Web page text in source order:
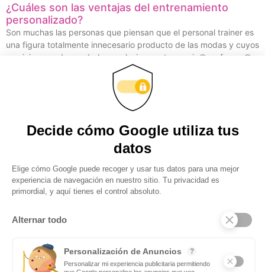
¿Cuáles son las ventajas del entrenamiento
personalizado?
Son muchas las personas que piensan que el personal trainer es
una figura totalmente innecesario producto de las modas y cuyos
servicios son demandados exclusivamente por ric@s y famos@s.
Obtenga actualizaciones y
manténgase conectado:
suscríbase a nuestro
boletín